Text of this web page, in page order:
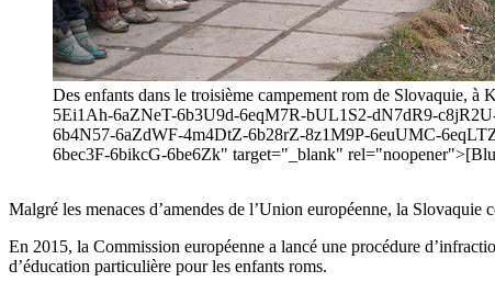
Des enfants dans le troisième campement rom de Slovaquie,
5Ei1Ah-6aZNeT-6b3U9d-6eqM7R-bUL1S2-dN7dR9-
6b4N57-6aZdWF-4m4DtZ-6b28rZ-8z1M9P-6euUMC-
6bec3F-6bikcG-6be6Zk" target="_blank"
Malgré les menaces d’amendes de l’Union européenne, la
En 2015, la Commission européenne a lancé une procédure
d’éducation particulière pour les enfants roms.